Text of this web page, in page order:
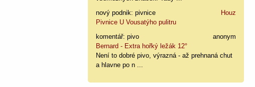
nový podnik: pivnice
Houz
Pivnice U Vousatýho pulitru
komentář: pivo
anonym
Bernard - Extra hořký ležák 12°
Není to dobré pivo, výrazná - až prehnaná chut
a hlavne po n ...